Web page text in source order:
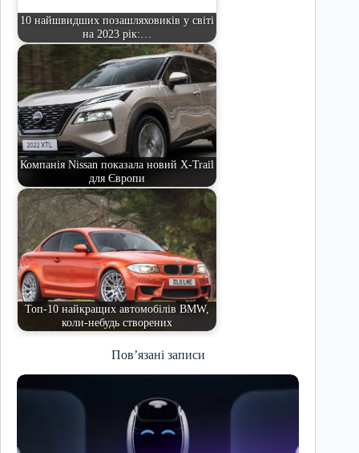
10 найшвидших позашляховиків у світі
на 2023 рік:…
Компанія Nissan показала новий X-Trail
для Європи
Топ-10 найкращих автомобілів BMW,
коли-небудь створених
Пов’язані записи